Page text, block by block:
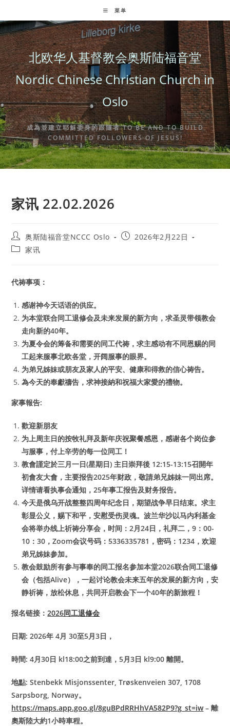
to
content
菜单
北欧华人基督教会奥斯陆福音堂
Nordic Chinese Christian Church in
Oslo
成為並建立耶穌委身的跟隨者 TO BE AND TO BUILD
COMMITTED FOLLOWERS OF JESUS!
家讯 22.02.2026
Post
author:
奥斯陆福音堂NCCC Oslo
Post2026年2月22日
Post家讯
代祷事项：
感谢神今天话语的供应。
为本堂联合同工退修会及未来发展的新方向，求圣灵带领教会
走向新的40年。
为夏令会的筹备和需要的同工代祷，求主感动有不同恩赐的同
工起来服事北欧各堂，开阔服事的眼界。
为弟兄姊妹或朋友及家人的平安、健康和得救的信心祷告。
為今天的奉獻禱告，求神接納和祝福大家愛的禮物。
家事報告:
歡迎新朋友
为上周主日的按牧礼拜及新年庆祝聚餐感恩，感谢各个岗位参
与服事，付上辛劳的每一位同工！
教會謹定於三月一日(星期日) 主日崇拜後 12:15-13:15召開年
初會友大會，主要报告2025年财政，敬請弟兄姊妹一同出席。
详情请看执事会通知，25年事工报告及财务报告。
今天是俄乌开战整整四周年纪念日，期望战争早日结束。求主
彰显公义，赐下和平，安慰受伤灵魂。波兰华沙以马内利基金
会将举办线上祈祷分享会，时间：2月24日，礼拜二，9：00-
10：30，Zoom会议号码：5336335781，密码：1234，欢迎
弟兄姊妹参加。
教会鼓励所有参与事奉的同工报名参加本堂2026联合同工退修
会（包括Alive），一起讨论教会未来五年的发展的新方向，安
静祈祷，放松休息，共同开启教会下一个40年的新旅程！
报名链接：2026同工退修会
日期: 2026年 4月 30至5月3日，
時間: 4月30日 kl18:00之前到達，5月3日 kl9:00 離開。
地點: Stenbekk Misjonssenter, Trøskenveien 307, 1708
Sarpsborg, Norway。
https://maps.app.goo.gl/8guBPdRRHhVA582P9?g_st=iw– 離
奧斯陸大約1小時車程。